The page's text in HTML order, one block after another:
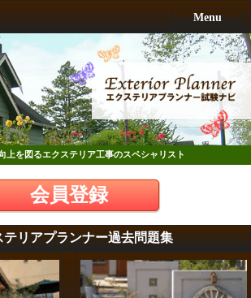
Menu
上を図るエクステリア工事のスペシャリスト
会員登録
テリアプランナー過去問題集